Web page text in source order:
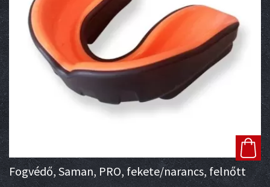
Fogvédő, Saman, PRO, fekete/narancs, felnőtt